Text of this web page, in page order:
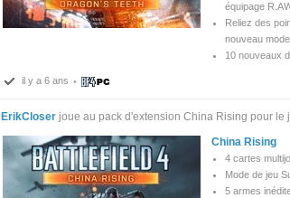
équipage
Reliez des
nouveau
10 nouveaux
il y a 6 ans •
ErikCloser joue au pack d'extension China Rising pour le
China Rising
4 cartes
Mode de jeu
5 armes